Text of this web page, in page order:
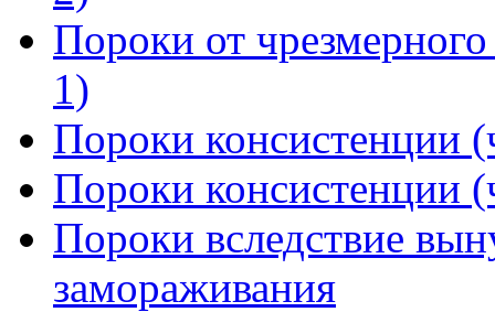
Пороки от чрезмерного
1)
Пороки консистенции
Пороки консистенции
Пороки вследствие
замораживания